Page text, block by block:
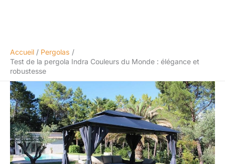
Accueil
Pergolas
Test de la pergola Indra Couleurs du Monde : élégance et
robustesse